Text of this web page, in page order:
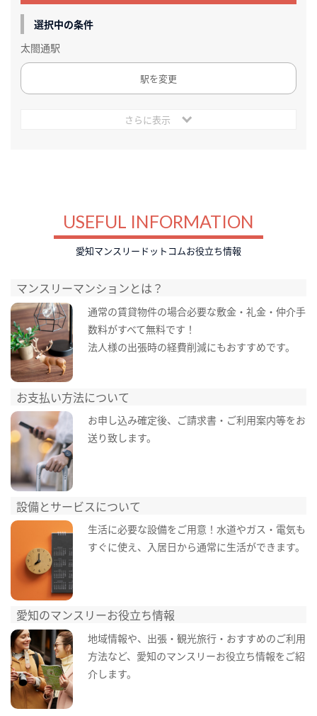
選択中の条件
太閤通駅
駅を変更
さらに表示
USEFUL INFORMATION
愛知マンスリードットコムお役立ち情報
マンスリーマンションとは？
通常の賃貸物件の場合必要な敷金・礼金・仲介手
数料がすべて無料です！
法人様の出張時の経費削減にもおすすめです。
お支払い方法について
お申し込み確定後、ご請求書・ご利用案内等をお
送り致します。
設備とサービスについて
生活に必要な設備をご用意！水道やガス・電気も
すぐに使え、入居日から通常に生活ができます。
愛知のマンスリーお役立ち情報
地域情報や、出張・観光旅行・おすすめのご利用
方法など、愛知のマンスリーお役立ち情報をご紹
介します。